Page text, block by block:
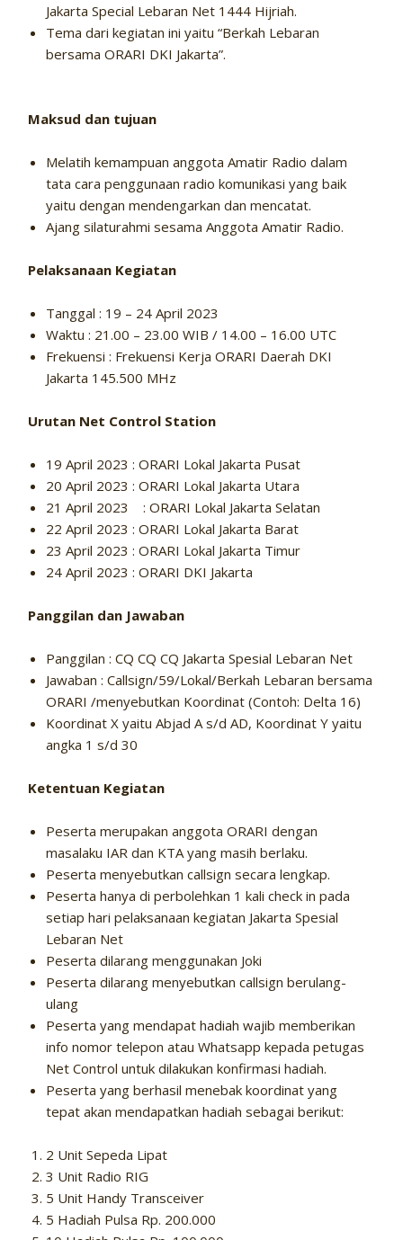
Jakarta Special Lebaran Net 1444 Hijriah.
Tema dari kegiatan ini yaitu “Berkah Lebaran
bersama ORARI DKI Jakarta”.
Maksud dan tujuan
Melatih kemampuan anggota Amatir Radio dalam
tata cara penggunaan radio komunikasi yang baik
yaitu dengan mendengarkan dan mencatat.
Ajang silaturahmi sesama Anggota Amatir Radio.
Pelaksanaan Kegiatan
Tanggal : 19 – 24 April 2023
Waktu : 21.00 – 23.00 WIB / 14.00 – 16.00 UTC
Frekuensi : Frekuensi Kerja ORARI Daerah DKI
Jakarta 145.500 MHz
Urutan Net Control Station
19 April 2023 : ORARI Lokal Jakarta Pusat
20 April 2023 : ORARI Lokal Jakarta Utara
21 April 2023 : ORARI Lokal Jakarta Selatan
22 April 2023 : ORARI Lokal Jakarta Barat
23 April 2023 : ORARI Lokal Jakarta Timur
24 April 2023 : ORARI DKI Jakarta
Panggilan dan Jawaban
Panggilan : CQ CQ CQ Jakarta Spesial Lebaran Net
Jawaban : Callsign/59/Lokal/Berkah Lebaran bersama
ORARI /menyebutkan Koordinat (Contoh: Delta 16)
Koordinat X yaitu Abjad A s/d AD, Koordinat Y yaitu
angka 1 s/d 30
Ketentuan Kegiatan
Peserta merupakan anggota ORARI dengan
masalaku IAR dan KTA yang masih berlaku.
Peserta menyebutkan callsign secara lengkap.
Peserta hanya di perbolehkan 1 kali check in pada
setiap hari pelaksanaan kegiatan Jakarta Spesial
Lebaran Net
Peserta dilarang menggunakan Joki
Peserta dilarang menyebutkan callsign berulang-
ulang
Peserta yang mendapat hadiah wajib memberikan
info nomor telepon atau Whatsapp kepada petugas
Net Control untuk dilakukan konfirmasi hadiah.
Peserta yang berhasil menebak koordinat yang
tepat akan mendapatkan hadiah sebagai berikut:
2 Unit Sepeda Lipat
3 Unit Radio RIG
5 Unit Handy Transceiver
5 Hadiah Pulsa Rp. 200.000